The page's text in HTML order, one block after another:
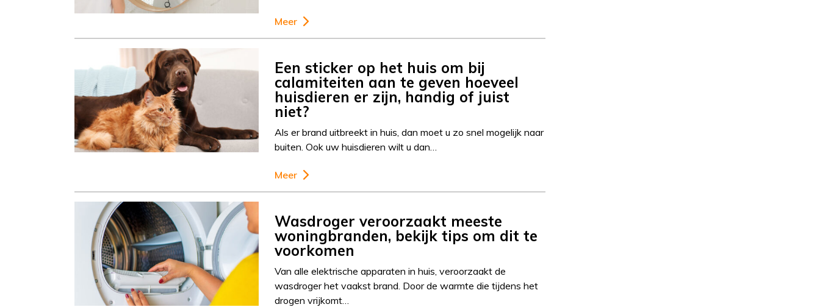
Meer
Een sticker op het huis om bij
calamiteiten aan te geven hoeveel
huisdieren er zijn, handig of juist
niet?
Als er brand uitbreekt in huis, dan moet u zo snel mogelijk naar
buiten. Ook uw huisdieren wilt u dan…
Meer
Wasdroger veroorzaakt meeste
woningbranden, bekijk tips om dit te
voorkomen
Van alle elektrische apparaten in huis, veroorzaakt de
wasdroger het vaakst brand. Door de warmte die tijdens het
drogen vrijkomt…